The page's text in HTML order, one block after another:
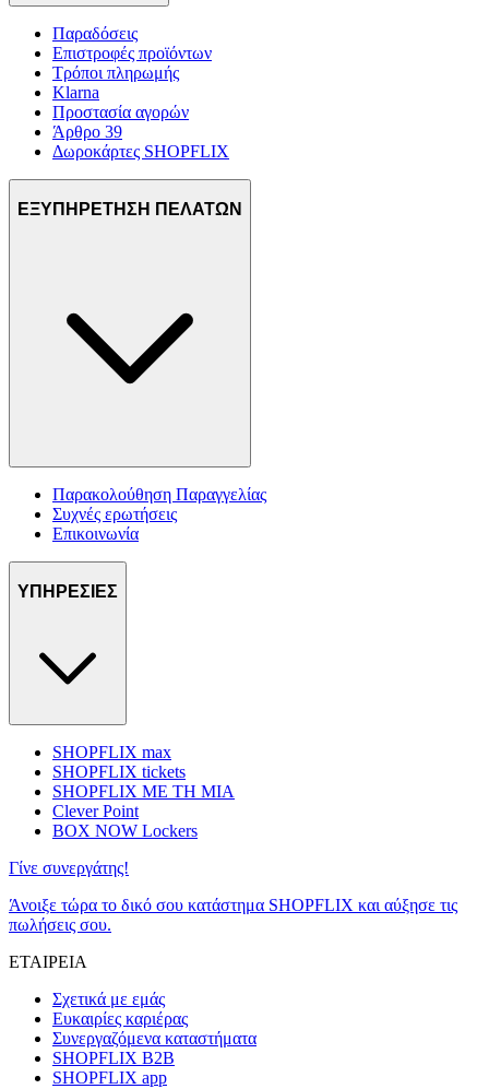
Παραδόσεις
Επιστροφές προϊόντων
Τρόποι πληρωμής
Klarna
Προστασία αγορών
Άρθρο 39
Δωροκάρτες SHOPFLIX
ΕΞΥΠΗΡΕΤΗΣΗ ΠΕΛΑΤΩΝ
Παρακολούθηση Παραγγελίας
Συχνές ερωτήσεις
Επικοινωνία
ΥΠΗΡΕΣΙΕΣ
SHOPFLIX max
SHOPFLIX tickets
SHOPFLIX ΜΕ ΤΗ ΜΙΑ
Clever Point
BOX NOW Lockers
Γίνε συνεργάτης!
Άνοιξε τώρα το δικό σου κατάστημα SHOPFLIX και αύξησε τις
πωλήσεις σου.
ΕΤΑΙΡΕΙΑ
Σχετικά με εμάς
Ευκαιρίες καριέρας
Συνεργαζόμενα καταστήματα
SHOPFLIX B2B
SHOPFLIX app